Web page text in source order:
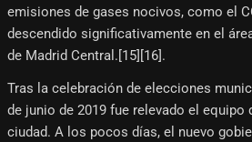
emisiones de gases nocivos, como el
descendido significativamente en el
de Madrid Central.[15]​[16]​.
Tras la celebración de elecciones
de junio de 2019 fue relevado el equipo
ciudad. A los pocos días, el nuevo